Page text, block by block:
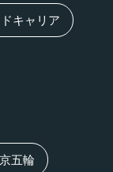
キャリア
五輪